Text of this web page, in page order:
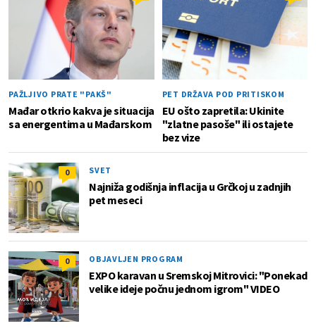
PAŽLJIVO PRATE "PAKŠ"
Mađar otkrio kakva je situacija
sa energentima u Mađarskom
PET DRŽAVA POD PRITISKOM
EU ošto zapretila: Ukinite
"zlatne pasoše" ili ostajete
bez vize
0 SVET
Najniža godišnja inflacija u Grčkoj u zadnjih
pet meseci
0 OBJAVLJEN PROGRAM
EXPO karavan u Sremskoj Mitrovici: "Ponekad
velike ideje počnu jednom igrom" VIDEO